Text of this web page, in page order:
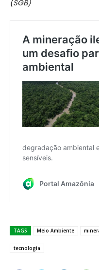
(SGB)
TAGS Meio Ambiente
tecnologia